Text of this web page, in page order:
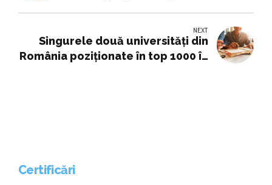
NEXT
Singurele două universități din
România poziționate în top 1000 în
Certificări